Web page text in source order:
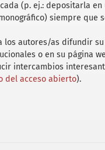
(p. ej.: depositarla
siempre que
los autores/as difundir
o en su página
intercambios
del acceso abierto).